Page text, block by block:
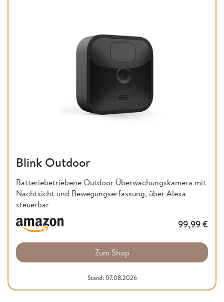
Blink Outdoor
Batteriebetriebene Outdoor Überwachungskamera mit
Nachtsicht und Bewegungserfassung, über Alexa
steuerbar
99,99€
Zum Shop
Stand: 07.08.2026